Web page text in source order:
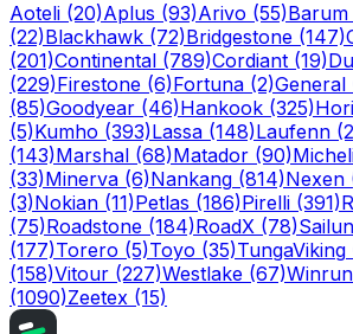
Aoteli (20)Aplus (93)Arivo (55)Barum
(22)Blackhawk (72)Bridgestone (147)
(201)Continental (789)Cordiant (19)
(229)Firestone (6)Fortuna (2)General
(85)Goodyear (46)Hankook (325)
(5)Kumho (393)Lassa (148)Laufenn
(143)Marshal (68)Matador (90)
(33)Minerva (6)Nankang (814)Nexen
(3)Nokian (11)Petlas (186)Pirelli (391)
(75)Roadstone (184)RoadX (78)Sailun
(177)Torero (5)Toyo (35)TungaViking
(158)Vitour (227)Westlake (67)Winrun
(1090)Zeetex (15)